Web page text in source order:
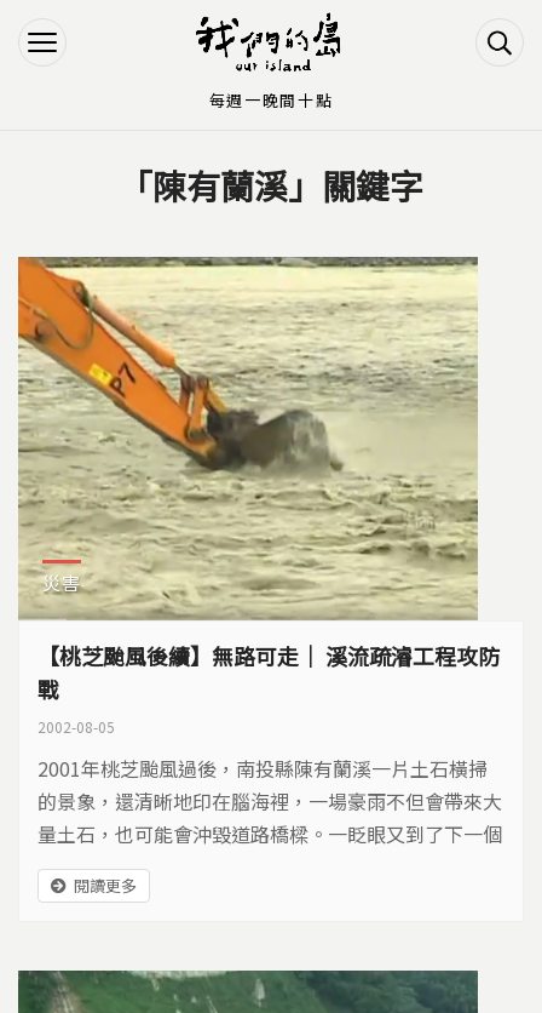
Jump to Navigation
Jump to Main content
「陳有蘭溪」關鍵字
災害
【桃芝颱風後續】無路可走｜ 溪流疏濬工程攻防
戰
2002-08-05
2001年桃芝颱風過後，南投縣陳有蘭溪一片土石橫掃
的景象，還清晰地印在腦海裡，一場豪雨不但會帶來大
量土石，也可能會沖毀道路橋樑。一眨眼又到了下一個
颱風季，一年的時間，新橋已完工通車，橋下的緊急疏
濬工程，還不眠不休地趕工中，在雨季之前，陳有蘭溪
閱讀更多
每週一晚間十點